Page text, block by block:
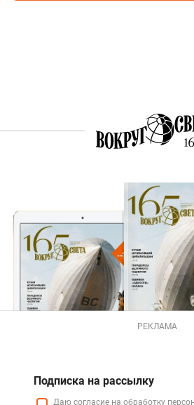
РЕКЛАМА
Подписка на рассылку
Даю согласие на обработку